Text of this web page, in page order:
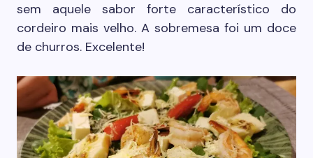
sem aquele sabor forte característico do
cordeiro mais velho. A sobremesa foi um doce
de churros. Excelente!